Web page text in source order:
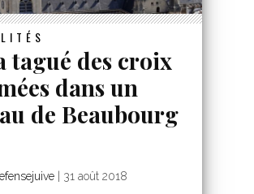
tagué des croix
dans un
de Beaubourg
31 août 2018